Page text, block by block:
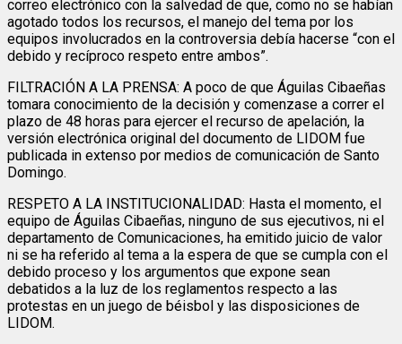
correo electrónico con la salvedad de que, como no se habían
agotado todos los recursos, el manejo del tema por los
equipos involucrados en la controversia debía hacerse “con el
debido y recíproco respeto entre ambos”.
FILTRACIÓN A LA PRENSA: A poco de que Águilas Cibaeñas
tomara conocimiento de la decisión y comenzase a correr el
plazo de 48 horas para ejercer el recurso de apelación, la
versión electrónica original del documento de LIDOM fue
publicada in extenso por medios de comunicación de Santo
Domingo.
RESPETO A LA INSTITUCIONALIDAD: Hasta el momento, el
equipo de Águilas Cibaeñas, ninguno de sus ejecutivos, ni el
departamento de Comunicaciones, ha emitido juicio de valor
ni se ha referido al tema a la espera de que se cumpla con el
debido proceso y los argumentos que expone sean
debatidos a la luz de los reglamentos respecto a las
protestas en un juego de béisbol y las disposiciones de
LIDOM.